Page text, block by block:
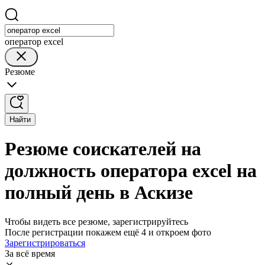
оператор excel
Резюме
Найти
Резюме соискателей на
должность оператора excel на
полный день в Аскизе
Чтобы видеть все резюме, зарегистрируйтесь
После регистрации покажем ещё 4 и откроем фото
Зарегистрироваться
За всё время